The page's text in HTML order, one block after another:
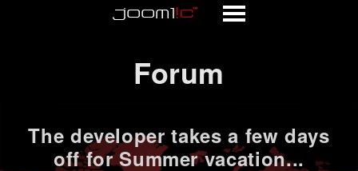
Forum
The developer takes a few days
off for Summer vacation...